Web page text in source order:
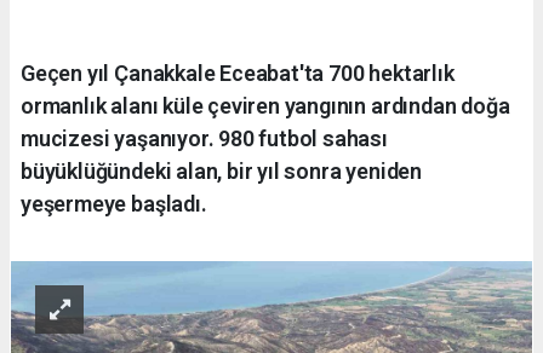
Geçen yıl Çanakkale Eceabat'ta 700 hektarlık
ormanlık alanı küle çeviren yangının ardından doğa
mucizesi yaşanıyor. 980 futbol sahası
büyüklüğündeki alan, bir yıl sonra yeniden
yeşermeye başladı.